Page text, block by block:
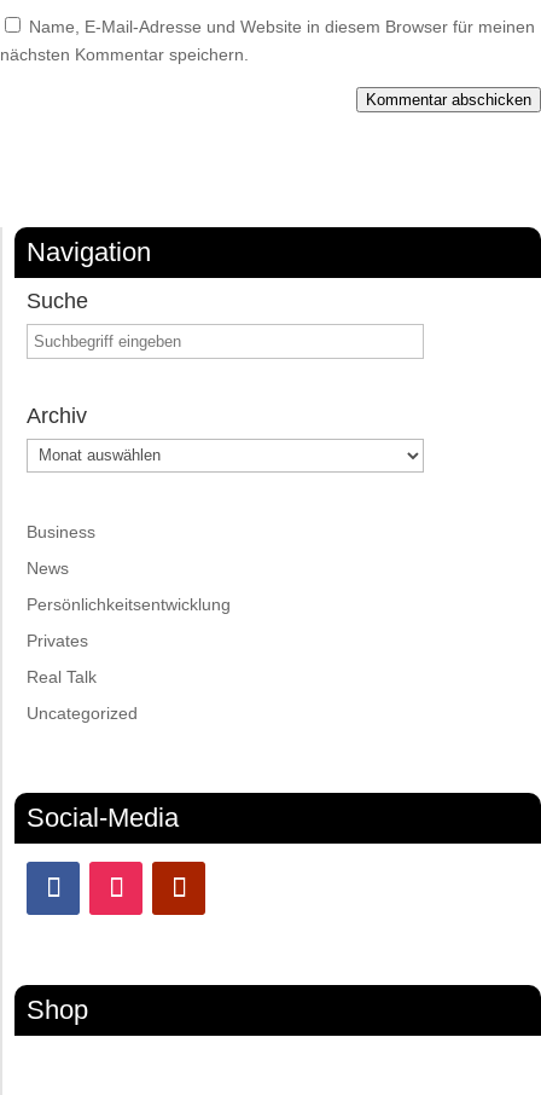
Name, E-Mail-Adresse und Website in diesem Browser für meinen
nächsten Kommentar speichern.
Kommentar abschicken
Navigation
Suche
Archiv
Archiv
Business
News
Persönlichkeitsentwicklung
Privates
Real Talk
Uncategorized
Social-Media
Shop